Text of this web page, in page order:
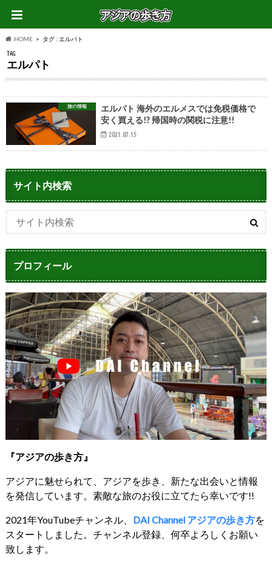
HOME タグ : エルパト
TAG
エルパト
旅の情報
エルパト 海外のエルメスでは免税価格で
安く買える!? 帰国時の関税に注意!!
2021.07.15
サイト内検索
プロフィール
『アジアの歩き方』
アジアに魅せられて、アジアを歩き、新たな出会いと情報
を発信しています。素敵な旅のお役に立てたら幸いです!!
2021年YouTubeチャンネル、 DAI Channel アジアの歩き方を
スタートしました。チャンネル登録、何卒よろしくお願い
致します。